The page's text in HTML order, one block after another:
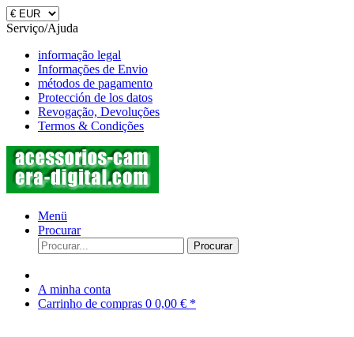
Serviço/Ajuda
informação legal
Informações de Envio
métodos de pagamento
Protección de los datos
Revogação, Devoluções
Termos & Condições
Menü
Procurar
Procurar
A minha conta
Carrinho de compras 0 0,00 € *